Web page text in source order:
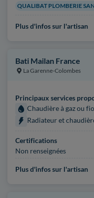
QUALIBAT PLOMBERIE
Plus d'infos sur l'artisan
Bati Mailan France
La Garenne-Colombes
Principaux services
Chaudière à gaz ou
Radiateur et
Certifications
Non renseignées
Plus d'infos sur l'artisan